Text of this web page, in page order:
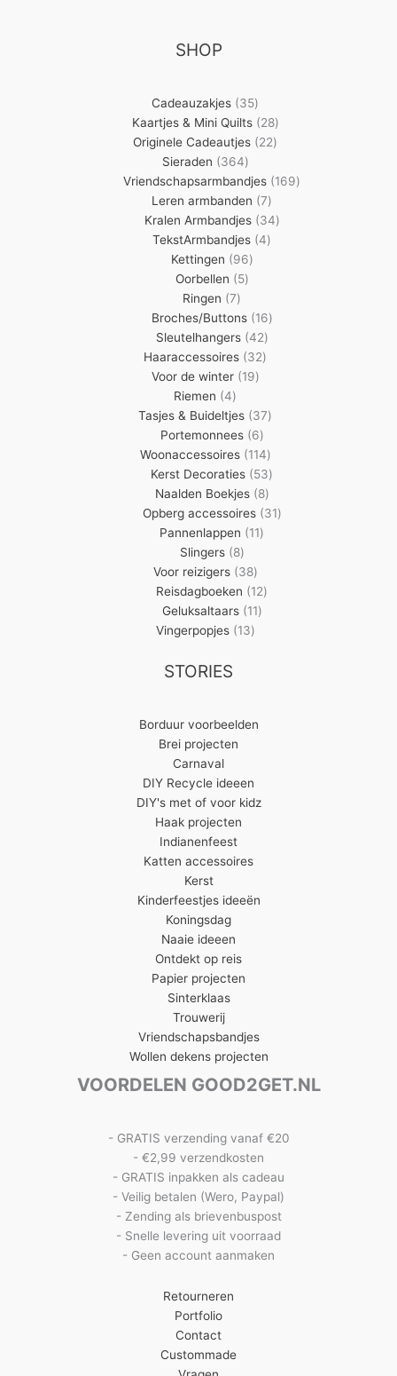
SHOP
Cadeauzakjes 3535
producten
Kaartjes & Mini Quilts 2828
producten
Originele Cadeautjes 2222
Sieraden 364364
producten
Vriendschapsarmbandjes 169169
Leren armbanden 77
producten
Kralen Armbandjes 3434
TekstArmbandjes 44
Kettingen 9696
producten
Oorbellen 55
Ringen 77
producten
Broches/Buttons 1616
producten
Sleutelhangers 4242
producten
Haaraccessoires 3232
Voor de winter 1919
Riemen 44
producten
Tasjes & Buideltjes 3737
Portemonnees 66
producten
Woonaccessoires 114114
producten
Kerst Decoraties 5353
producten
Naalden Boekjes 88
producten
Opberg accessoires 3131
Pannenlappen 1111
Slingers 88
producten
Voor reizigers 3838
producten
Reisdagboeken 1212
Geluksaltaars 1111
Vingerpopjes 1313
STORIES
Borduur voorbeelden
Brei projecten
Carnaval
DIY Recycle ideeen
DIY's met of voor kidz
Haak projecten
Indianenfeest
Katten accessoires
Kerst
Kinderfeestjes ideeën
Koningsdag
Naaie ideeen
Ontdekt op reis
Papier projecten
Sinterklaas
Trouwerij
Vriendschapsbandjes
Wollen dekens projecten
VOORDELEN GOOD2GET.NL
- GRATIS verzending vanaf €20
- €2,99 verzendkosten
- GRATIS inpakken als cadeau
- Veilig betalen (Wero, Paypal)
- Zending als brievenbuspost
- Snelle levering uit voorraad
- Geen account aanmaken
Retourneren
Portfolio
Contact
Custommade